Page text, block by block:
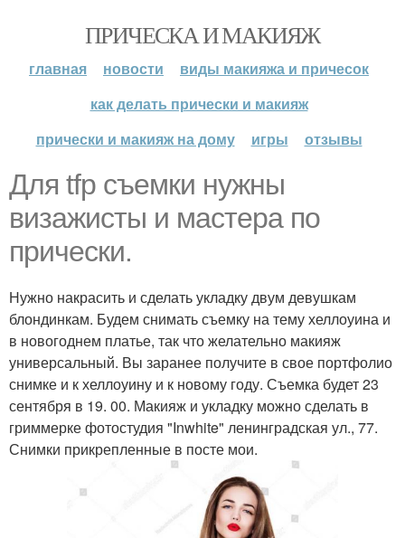
ПРИЧЕСКА И МАКИЯЖ
главная новости
виды макияжа и причесок
как делать прически и макияж
прически и макияж на дому
игры отзывы
Для tfp съемки нужны
визажисты и мастера по
прически.
Нужно накрасить и сделать укладку двум девушкам
блондинкам. Будем снимать съемку на тему хеллоуина и
в новогоднем платье, так что желательно макияж
универсальный. Вы заранее получите в свое портфолио
снимке и к хеллоуину и к новому году. Съемка будет 23
сентября в 19. 00. Макияж и укладку можно сделать в
гриммерке фотостудия "Inwhite" ленинградская ул., 77.
Снимки прикрепленные в посте мои.